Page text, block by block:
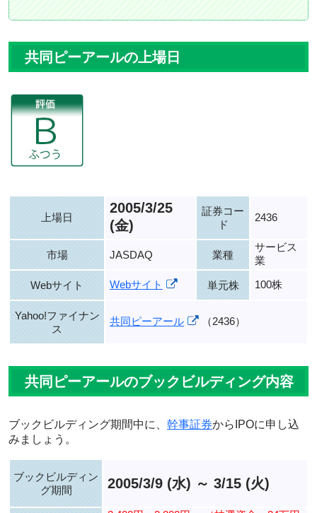
共同ピーアールの上場日
上場日
2005/3/25
(金)
証券コー
ド
2436
市場 JASDAQ 業種
サービス
業
Webサイト Webサイト 単元株 100株
Yahoo!ファイナン
ス
共同ピーアール （2436）
共同ピーアールのブックビルディング内容
ブックビルディング期間中に、 幹事証券からIPOに申し込
みましょう。
ブックビルディン
グ期間
2005/3/9 (水) ～ 3/15 (火)